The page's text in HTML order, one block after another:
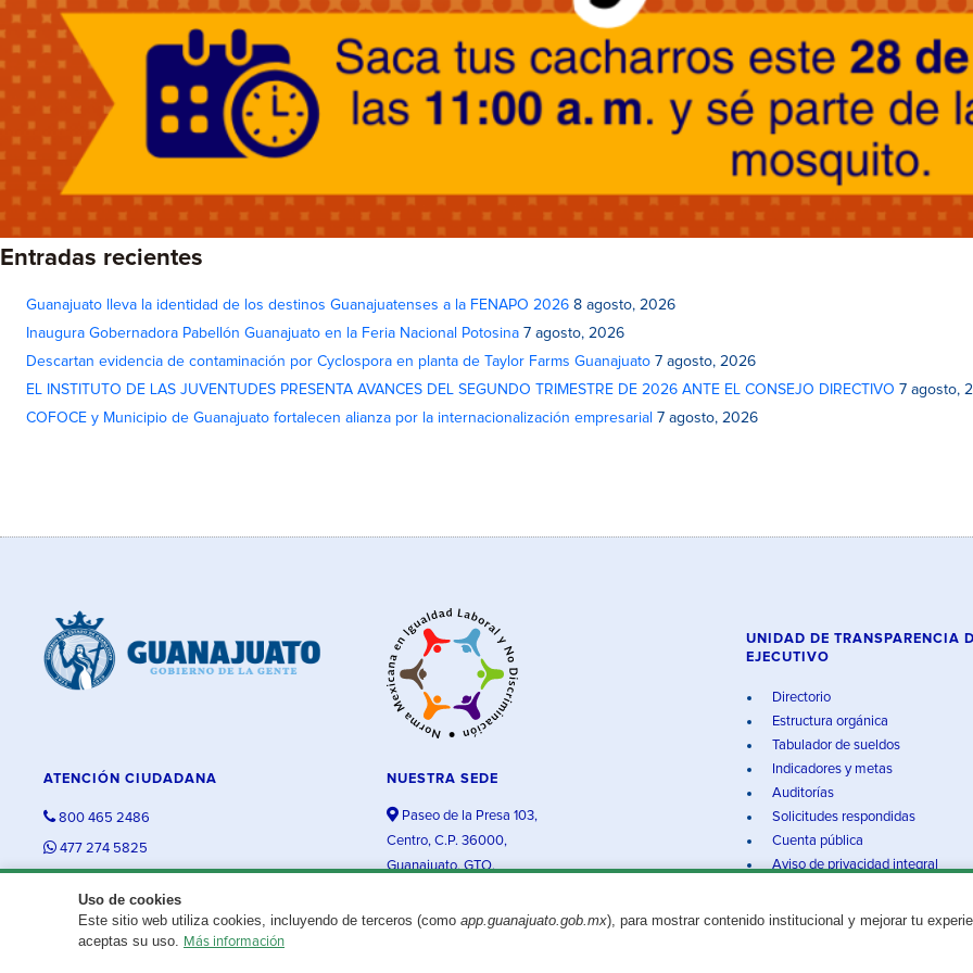
Entradas recientes
Guanajuato lleva la identidad de los destinos Guanajuatenses a la FENAPO 2026 8 agosto, 2026
Inaugura Gobernadora Pabellón Guanajuato en la Feria Nacional Potosina 7 agosto, 2026
Descartan evidencia de contaminación por Cyclospora en planta de Taylor Farms Guanajuato 7 agosto, 2026
EL INSTITUTO DE LAS JUVENTUDES PRESENTA AVANCES DEL SEGUNDO TRIMESTRE DE 2026 ANTE EL CONSEJO DIRECTIVO 7 agosto,
COFOCE y Municipio de Guanajuato fortalecen alianza por la internacionalización empresarial 7 agosto, 2026
Uso de cookies
Este sitio web utiliza cookies, incluyendo de terceros (como app.guanajuato.gob.mx), para mostrar contenido institucional y mejorar tu
aceptas su uso. Más información
ATENCIÓN CIUDADANA
800 465 2486
477 274 5825
NUESTRA SEDE
Paseo de la Presa 103,
Centro, C.P. 36000,
Guanajuato, GTO.
UNIDAD DE TRANSPARENCIA
EJECUTIVO
Directorio
Estructura orgánica
Tabulador de sueldos
Indicadores y metas
Auditorías
Solicitudes respondidas
Cuenta pública
Aviso de privacidad integral
¿Existe algún problema con esta página?Repórtalo aquí. Aviso legal© 2025 Gobierno del Estado de Guanajuato